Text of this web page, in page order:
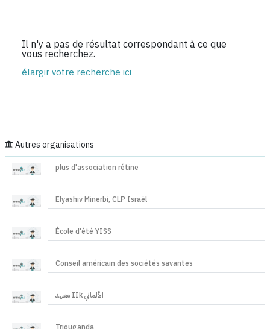
Il n'y a pas de résultat correspondant à ce que
vous recherchez.
élargir votre recherche ici
Autres organisations
plus d'association rétine
Elyashiv Minerbi, CLP Israël
École d'été YISS
Conseil américain des sociétés savantes
معهد IIk الألماني